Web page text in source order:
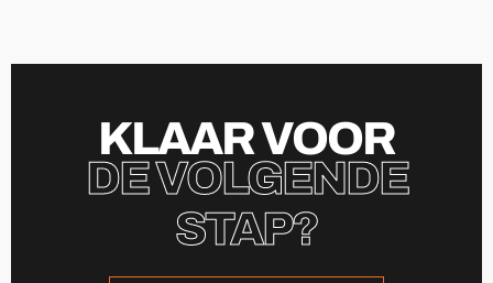
KLAAR VOOR
DE VOLGENDE
STAP?